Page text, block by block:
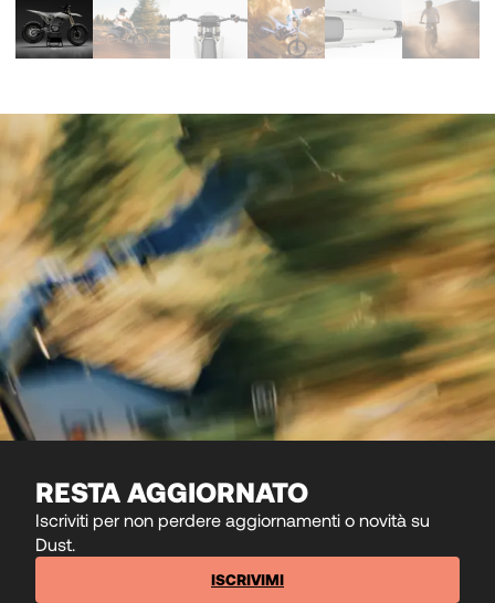
RESTA AGGIORNATO
Iscriviti per non perdere aggiornamenti o novità su
Dust.
ISCRIVIMI